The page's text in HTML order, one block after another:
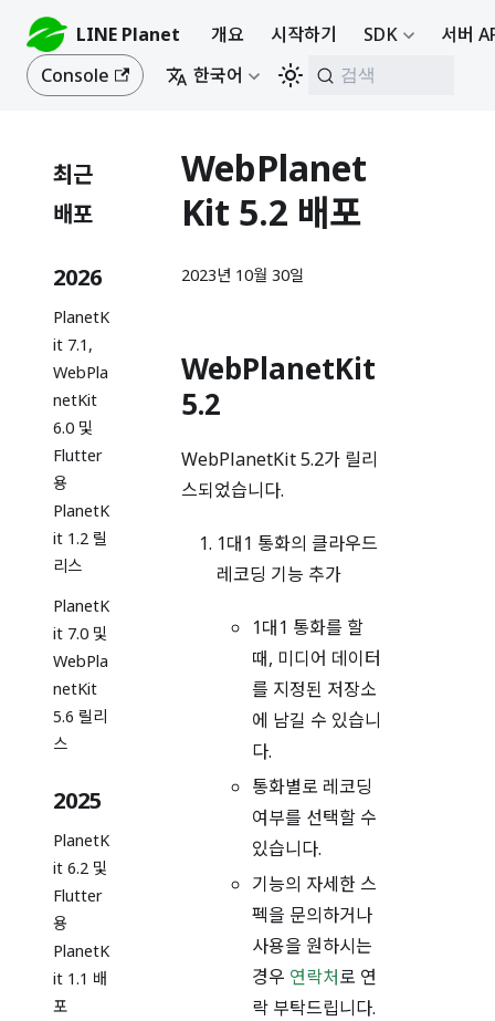
LINE Planet 개요 시작하기 SDK
서버
Console
한국어 검색
최근
배포
2026
PlanetK
it 7.1,
WebPla
netKit
6.0 및
Flutter
용
PlanetK
it 1.2 릴
리스
PlanetK
it 7.0 및
WebPla
netKit
5.6 릴리
스
2025
PlanetK
it 6.2 및
Flutter
용
PlanetK
it 1.1 배
포
WebPlanet
Kit 5.2 배포
2023년 10월 30일
WebPlanetKit
5.2
WebPlanetKit 5.2가 릴리
스되었습니다.
1대1 통화의 클라우드
레코딩 기능 추가
1대1 통화를 할
때, 미디어 데이터
를 지정된 저장소
에 남길 수 있습니
다.
통화별로 레코딩
여부를 선택할 수
있습니다.
기능의 자세한 스
펙을 문의하거나
사용을 원하시는
경우 연락처로 연
락 부탁드립니다.